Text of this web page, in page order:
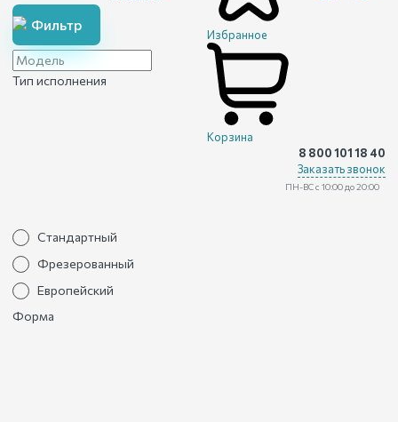
Избранное
Корзина
8 800 101 18 40
Заказать звонок
ПН-ВС с 10:00 до 20:00
Фильтр
Тип исполнения
Стандартный
Фрезерованный
Европейский
Форма